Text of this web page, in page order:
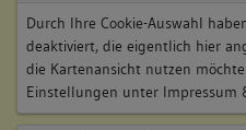
Durch Ihre Cookie-Auswahl
deaktiviert, die eigentlich hier
die Kartenansicht nutzen
Einstellungen unter Impressum